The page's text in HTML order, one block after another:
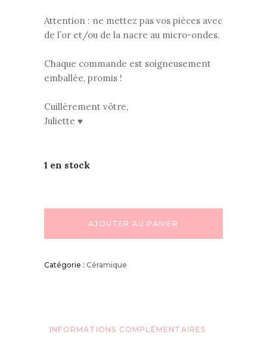
Attention : ne mettez pas vos pièces avec
de l’or et/ou de la nacre au micro-ondes.
Chaque commande est soigneusement
emballée, promis !
Cuillèrement vôtre,
Juliette ♥
1 en stock
AJOUTER AU PANIER
Catégorie : Céramique
INFORMATIONS COMPLÉMENTAIRES